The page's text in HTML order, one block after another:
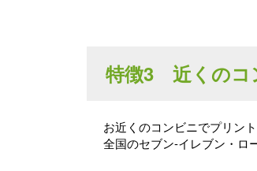
特徴3 近くのコ
お近くのコンビニでプリン
全国のセブン-イレブン・ロ